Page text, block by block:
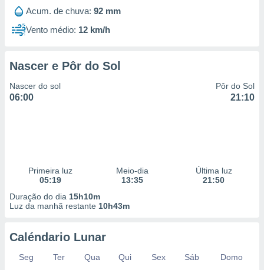
Acum. de chuva: 92 mm
Vento médio: 12 km/h
Nascer e Pôr do Sol
Nascer do sol
06:00
Pôr do Sol
21:10
Primeira luz
05:19
Meio-dia
13:35
Última luz
21:50
Duração do dia 15h10m
Luz da manhã restante 10h43m
Caléndario Lunar
Seg Ter Qua Qui Sex Sáb
Domo